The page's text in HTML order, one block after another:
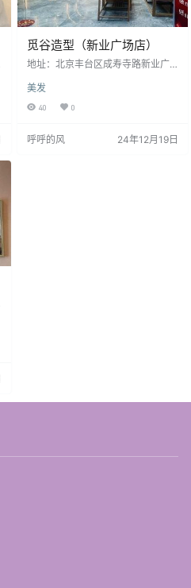
觅谷造型（新业广场店）
地址：北京丰台区成寿寺路新业广
9771390 客服QQ： 营业时间：周
一至周日 11:00-21:00 商家印象：
美发
40 0
呼呼的风 24年12月19日